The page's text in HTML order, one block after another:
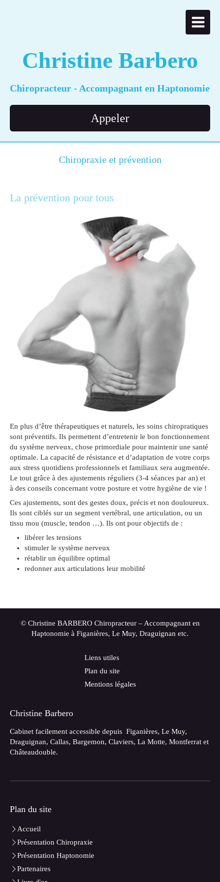
Christine Barbero
Chiropracteur - Accompagnant en Haptonomie
Appeler
Chiropraxie et prévention
La prévention pour tous
En plus d’être thérapeutiques et naturels, les soins chiropratiques
sont préventifs. Ils permettent d’entretenir le bon fonctionnement
du système nerveux, chose primordiale pour maintenir une santé
optimale. La capacité de résistance et d’adaptation de votre corps
aux stress quotidiens professionnels et familiaux sera augmentée.
Le tout grâce à des ajustements réguliers (3-4 séances par an) et
à des conseils concernant votre posture et votre hygiène de vie !
Ces ajustements, sont des gestes doux, précis et non douloureux.
Ils sont ciblés sur un segment vertébral, une articulation, ou un
tissu mou (muscle, tendon …). Ils ont pour objectifs de :
libérer les tensions
stimuler le système nerveux
rétablir un équilibre optimal
redonner aux articulations leur mobilité
© Christine BARBERO Chiropracteur – Accompagnant en
Haptonomie à Figanières, Le Muy, Draguignan etc.
Liens utiles
Plan du site
Mentions légales
Christine Barbero
Cabinet facilement accessible depuis Figanières, Le Muy,
Draguignan, Callas, Bargemon, Claviers, La Motte, Montferrat et
Châteaudouble.
Plan du site
Accueil
Présentation Chiropraxie
Présentation Haptonomie
Partenaires